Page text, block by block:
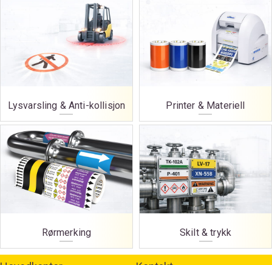
Lysvarsling & Anti-kollisjon Printer & Materiell
Rørmerking Skilt & trykk